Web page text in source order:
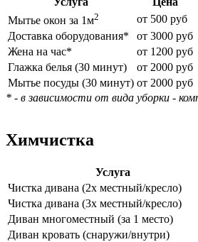
Мытье окон за 1м2
от 500 руб
Доставка оборудования*
от 3000 руб
Жена на час*
от 1200 руб
Глажка белья (30 минут)
от 2000 руб
Мытье посуды (30 минут) от 2000 руб
* - в зависимости от вида уборки -
Химчистка
Услуга
Чистка дивана (2х местный/кресло)
Чистка дивана (3х местный/кресло)
Диван многоместный (за 1 место)
Диван кровать (снаружи/внутри)